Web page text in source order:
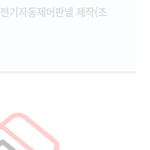
전기자동제어판넬 제작(조